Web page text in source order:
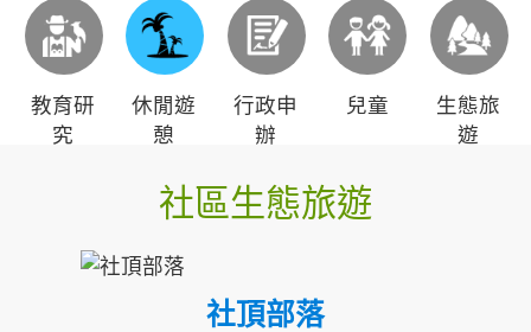
教育研
究
休閒遊
憩
行政申
辦
兒童
生態旅
遊
社區生態旅遊
社頂部落